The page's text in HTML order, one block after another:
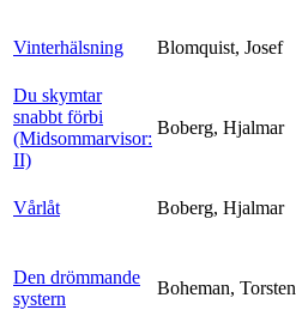
Vinterhälsning Blomquist, Josef
Du skymtar
snabbt förbi
(Midsommarvisor:
II)
Boberg, Hjalmar
Vårlåt Boberg, Hjalmar
Den drömmande
systern
Boheman, Torsten